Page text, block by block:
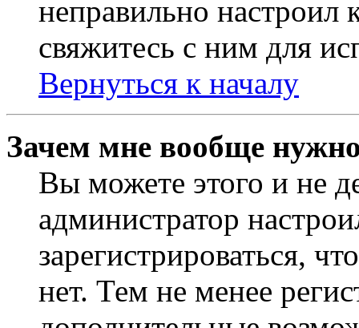
неправильно
свяжитесь с ним для
Вернуться к началу
Зачем мне вообще
Вы можете этого и не
администратор
зарегистрироваться,
нет. Тем не менее